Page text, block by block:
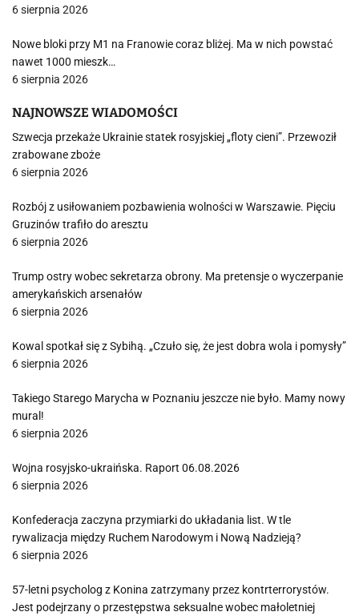
6 sierpnia 2026
Nowe bloki przy M1 na Franowie coraz bliżej. Ma w nich powstać
nawet 1000 mieszk…
6 sierpnia 2026
NAJNOWSZE WIADOMOŚCI
Szwecja przekaże Ukrainie statek rosyjskiej „floty cieni”. Przewoził
zrabowane zboże
6 sierpnia 2026
Rozbój z usiłowaniem pozbawienia wolności w Warszawie. Pięciu
Gruzinów trafiło do aresztu
6 sierpnia 2026
Trump ostry wobec sekretarza obrony. Ma pretensje o wyczerpanie
amerykańskich arsenałów
6 sierpnia 2026
Kowal spotkał się z Sybihą. „Czuło się, że jest dobra wola i pomysły”
6 sierpnia 2026
Takiego Starego Marycha w Poznaniu jeszcze nie było. Mamy nowy
mural!
6 sierpnia 2026
Wojna rosyjsko-ukraińska. Raport 06.08.2026
6 sierpnia 2026
Konfederacja zaczyna przymiarki do układania list. W tle
rywalizacja między Ruchem Narodowym i Nową Nadzieją?
6 sierpnia 2026
57-letni psycholog z Konina zatrzymany przez kontrterrorystów.
Jest podejrzany o przestępstwa seksualne wobec małoletniej